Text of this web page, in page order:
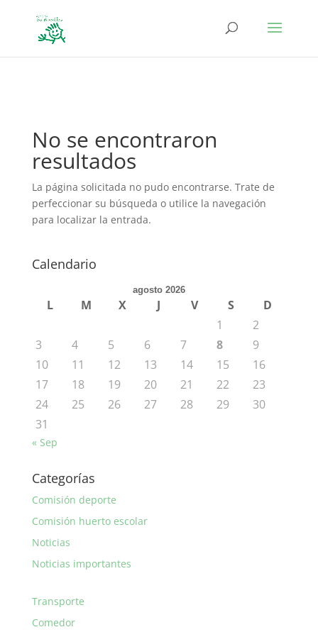
No se encontraron
resultados
La página solicitada no pudo encontrarse. Trate de
perfeccionar su búsqueda o utilice la navegación
para localizar la entrada.
Calendario
agosto 2026
L M X J V S
D
1
2
3
4 5 6 7 8
9
10
11 12 13 14 15
16
17
18 19 20 21 22
23
24
25 26 27 28 29
30
31
« Sep
Categorías
Comisión deporte
Comisión huerto escolar
Noticias
Noticias importantes
Transporte
Comedor